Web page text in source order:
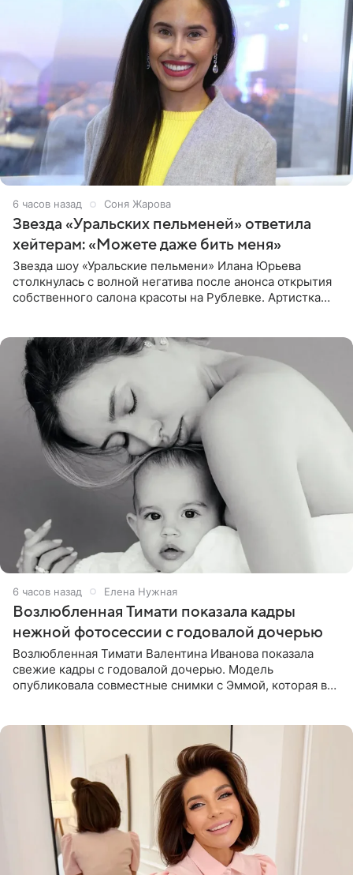
6 часов назад Соня Жарова
Звезда «Уральских пельменей» ответила
хейтерам: «Можете даже бить меня»
Звезда шоу «Уральские пельмени» Илана Юрьева
столкнулась с волной негатива после анонса открытия
собственного салона красоты на Рублевке. Артистка
6 часов назад Елена Нужная
Возлюбленная Тимати показала кадры
нежной фотосессии с годовалой дочерью
Возлюбленная Тимати Валентина Иванова показала
свежие кадры с годовалой дочерью. Модель
опубликовала совместные снимки с Эммой, которая в